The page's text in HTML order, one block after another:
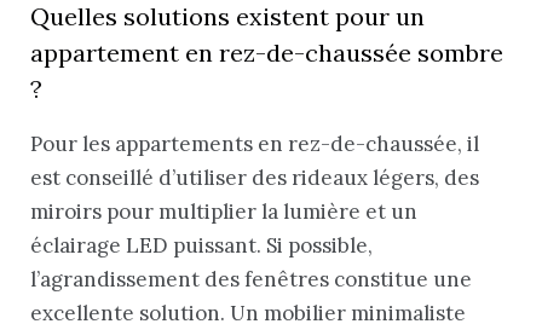
Quelles solutions existent pour un
appartement en rez-de-chaussée sombre
?
Pour les appartements en rez-de-chaussée, il
est conseillé d’utiliser des rideaux légers, des
miroirs pour multiplier la lumière et un
éclairage LED puissant. Si possible,
l’agrandissement des fenêtres constitue une
excellente solution. Un mobilier minimaliste